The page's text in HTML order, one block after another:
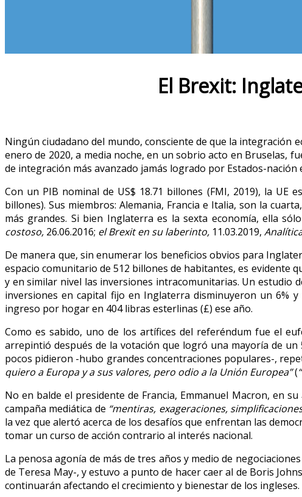
El Brexit:
Ningún ciudadano del mundo, consciente de que la integración
enero de 2020, a media noche, en un sobrio acto en Bruselas,
de integración más avanzado jamás logrado por Estados-nación
Con un PIB nominal de US$ 18.71 billones (FMI, 2019), la
billones). Sus miembros: Alemania, Francia e Italia, son la
más grandes. Si bien Inglaterra es la sexta economía, ella
costoso, 26.06.2016; el Brexit en su laberinto, 11.03.2019,
De manera que, sin enumerar los beneficios obvios para
espacio comunitario de 512 billones de habitantes, es evidente
y en similar nivel las inversiones intracomunitarias. Un estudio
inversiones en capital fijo en Inglaterra disminuyeron un 6%
ingreso por hogar en 404 libras esterlinas (£) ese año.
Como es sabido, uno de los artífices del referéndum fue el
arrepintió después de la votación que logró una mayoría de
pocos pidieron -hubo grandes concentraciones populares-,
quiero a Europa y a sus valores, pero odio a la Unión Europea”(
No en balde el presidente de Francia, Emmanuel Macron, en
campaña mediática de “mentiras, exageraciones,
la vez que alertó acerca de los desafíos que enfrentan las
tomar un curso de acción contrario al interés nacional.
La penosa agonía de más de tres años y medio de
de Teresa May-, y estuvo a punto de hacer caer al de Boris
continuarán afectando el crecimiento y bienestar de los ingleses.